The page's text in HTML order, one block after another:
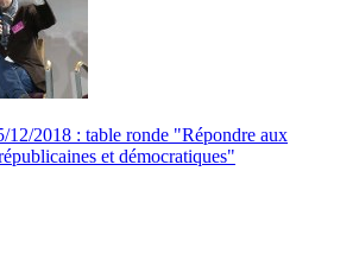
12/2018 : table ronde "Répondre aux
et démocratiques"